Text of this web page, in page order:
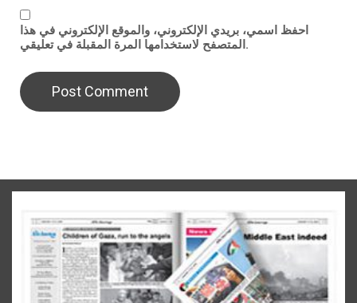
احفظ اسمي، بريدي الإلكتروني، والموقع الإلكتروني في هذا
المتصفح لاستخدامها المرة المقبلة في تعليقي.